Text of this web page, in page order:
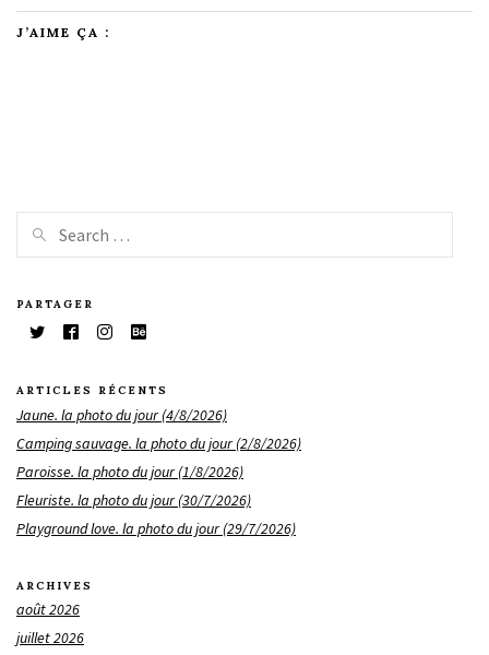
J’AIME ÇA :
PARTAGER
ARTICLES RÉCENTS
Jaune. la photo du jour (4/8/2026)
Camping sauvage. la photo du jour (2/8/2026)
Paroisse. la photo du jour (1/8/2026)
Fleuriste. la photo du jour (30/7/2026)
Playground love. la photo du jour (29/7/2026)
ARCHIVES
août 2026
juillet 2026